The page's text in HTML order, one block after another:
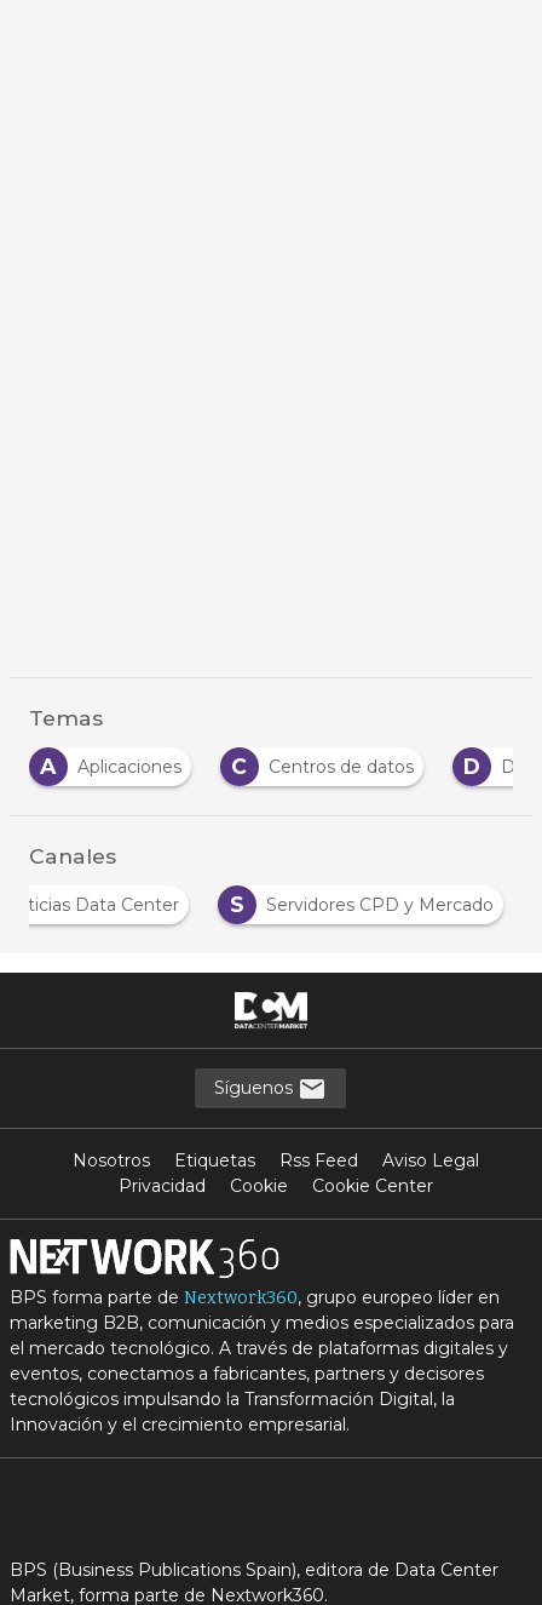
Temas
C
Centros de datos D Data D Datos
Canales
N
Noticias Data Center S
Servidores CPD y
Síguenos
Nosotros Etiquetas Rss Feed
Aviso Legal
Privacidad
Cookie Cookie Center
BPS forma parte de Nextwork360, grupo europeo líder en
marketing B2B, comunicación y medios especializados para
el mercado tecnológico. A través de plataformas digitales y
eventos, conectamos a fabricantes, partners y decisores
tecnológicos impulsando la Transformación Digital, la
Innovación y el crecimiento empresarial.
BPS (Business Publications Spain), editora de Data Center
Market, forma parte de Nextwork360.